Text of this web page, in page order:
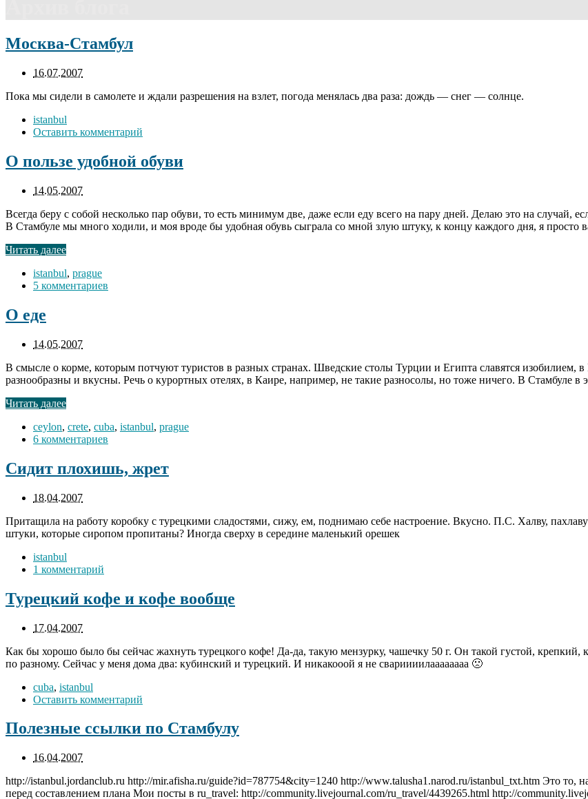
Москва-Стамбул
16.07.2007
Пока мы сидели в самолете и ждали разрешения на взлет, погода менялась два раза: дождь — снег — солнце.
istanbul
Оставить комментарий
О пользе удобной обуви
14.05.2007
Всегда беру с собой несколько пар обуви, то есть минимум две, даже если еду всего на пару дней. Делаю это на случай,
В Стамбуле мы много ходили, и моя вроде бы удобная обувь сыграла со мной злую штуку, к концу каждого дня, я просто
Читать далее
istanbul, prague
5 комментариев
О еде
14.05.2007
В смысле о корме, которым потчуют туристов в разных странах. Шведские столы Турции и Египта славятся
разнообразны и вкусны. Речь о курортных отелях, в Каире, например, не такие разносолы, но тоже ничего. В Стамбуле в
Читать далее
ceylon, crete, cuba, istanbul, prague
6 комментариев
Сидит плохишь, жрет
18.04.2007
Притащила на работу коробку с турецкими сладостями, сижу, ем, поднимаю себе настроение. Вкусно. П.С. Халву,
штуки, которые сиропом пропитаны? Иногда сверху в середине маленький орешек
istanbul
1 комментарий
Турецкий кофе и кофе вообще
17.04.2007
Как бы хорошо было бы сейчас жахнуть турецкого кофе! Да-да, такую мензурку, чашечку 50 г. Он такой густой, крепкий,
по разному. Сейчас у меня дома два: кубинский и турецкий. И никакооой я не свариииилаааааааа 🙁
cuba, istanbul
Оставить комментарий
Полезные ссылки по Стамбулу
16.04.2007
http://istanbul.jordanclub.ru http://mir.afisha.ru/guide?id=787754&city=1240 http://www.talusha1.narod.ru/istanbul_txt.htm Это то,
перед составлением плана Мои посты в ru_travel: http://community.livejournal.com/ru_travel/4439265.html http://